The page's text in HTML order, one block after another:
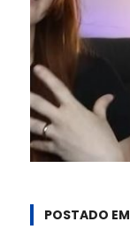
POSTADO EM